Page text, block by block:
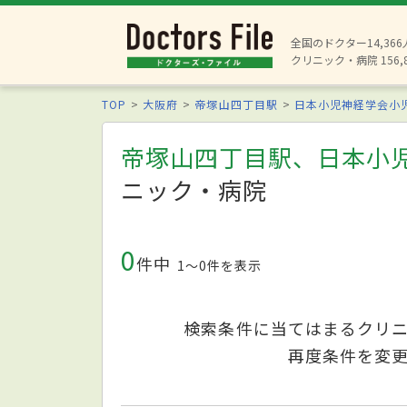
全国のドクター14,366
クリニック・病院
TOP 大阪府 帝塚山四丁目駅 日本小児神経学会小
帝塚山四丁目駅、日本小
ニック・病院
0件中 1〜0件を表示
検索条件に当てはまるクリ
再度条件を変